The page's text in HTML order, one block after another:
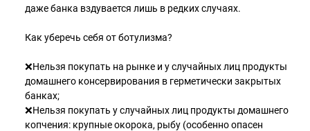
даже банка вздувается лишь в редких случаях.
Как уберечь себя от ботулизма?
❌Нельзя покупать на рынке и у случайных лиц продукты
домашнего консервирования в герметически закрытых
банках;
❌Нельзя покупать у случайных лиц продукты домашнего
копчения: крупные окорока, рыбу (особенно опасен